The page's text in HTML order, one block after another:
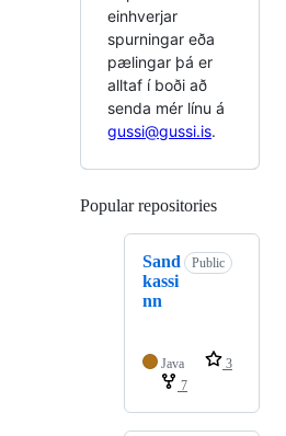
einhverjar
spurningar eða
pælingar þá er
alltaf í boði að
senda mér línu á
gussi@gussi.is.
Popular repositories
Sand
kassi
nn
Public
Java
3
7